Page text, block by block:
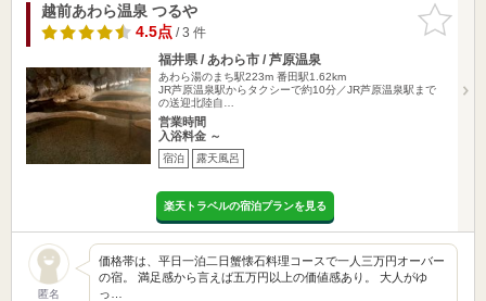
お気に入
りに追加
越前あわら温泉 つるや
4.5点/ 3 件
福井県 / あわら市 / 芦原温泉
あわら湯のまち駅223m 番田駅1.62km
JR芦原温泉駅からタクシーで約10分／JR芦原温泉駅まで
の送迎北陸自…
営業時間
入浴料金 ～
宿泊 露天風呂
楽天トラベルの宿泊プランを見る
匿名
価格帯は、平日一泊二日蟹懐石料理コースで一人三万円オーバー
の宿。 満足感から言えば五万円以上の価値感あり。 大人がゆ
っ…